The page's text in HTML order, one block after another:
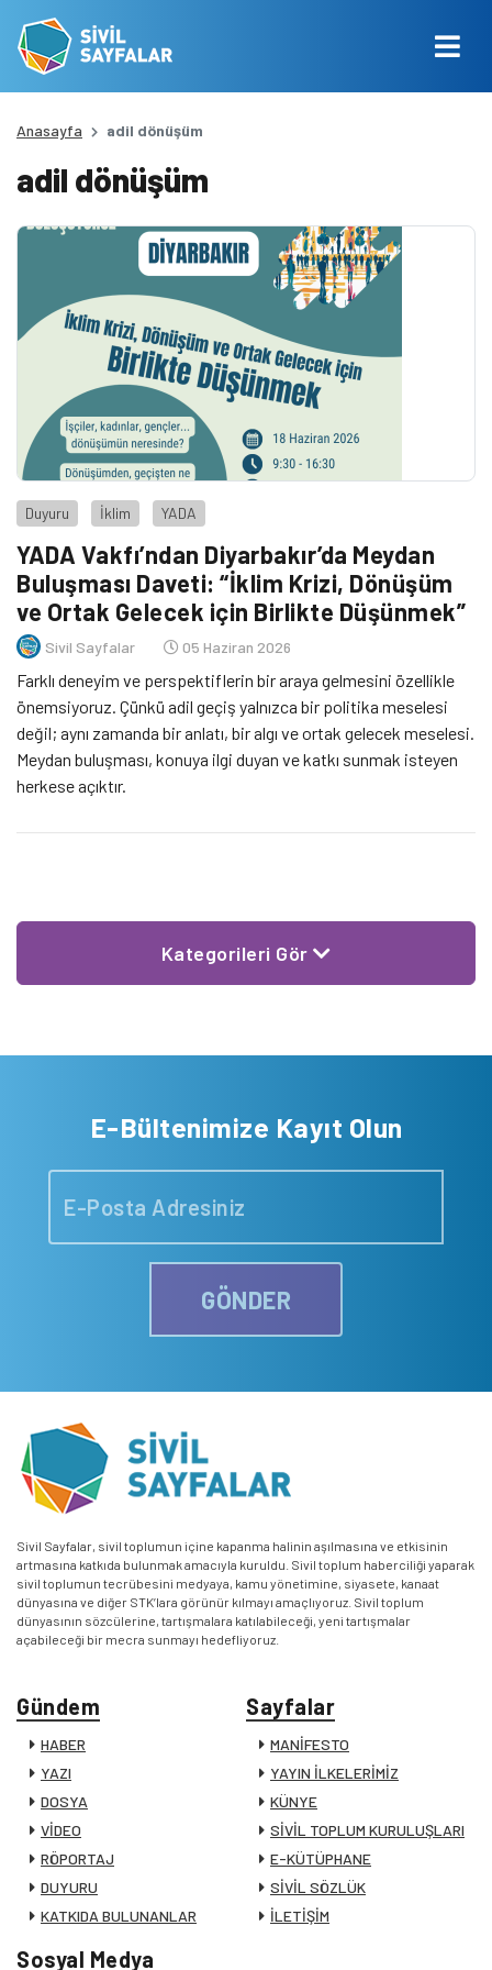
Anasayfa adil dönüşüm
adil dönüşüm
Duyuru İklim YADA
YADA Vakfı’ndan Diyarbakır’da Meydan
Buluşması Daveti: “İklim Krizi, Dönüşüm
ve Ortak Gelecek için Birlikte Düşünmek”
Sivil Sayfalar 05 Haziran 2026
Farklı deneyim ve perspektiflerin bir araya gelmesini özellikle
önemsiyoruz. Çünkü adil geçiş yalnızca bir politika meselesi
değil; aynı zamanda bir anlatı, bir algı ve ortak gelecek meselesi.
Meydan buluşması, konuya ilgi duyan ve katkı sunmak isteyen
herkese açıktır.
Kategorileri Gör
E-Bültenimize Kayıt Olun
GÖNDER
Sivil Sayfalar, sivil toplumun içine kapanma halinin aşılmasına ve etkisinin
artmasına katkıda bulunmak amacıyla kuruldu. Sivil toplum haberciliği yaparak
sivil toplumun tecrübesini medyaya, kamu yönetimine, siyasete, kanaat
dünyasına ve diğer STK’lara görünür kılmayı amaçlıyoruz. Sivil toplum
dünyasının sözcülerine, tartışmalara katılabileceği, yeni tartışmalar
açabileceği bir mecra sunmayı hedefliyoruz.
Gündem
HABER
YAZI
DOSYA
VİDEO
RÖPORTAJ
DUYURU
KATKIDA BULUNANLAR
Sayfalar
MANİFESTO
YAYIN İLKELERİMİZ
KÜNYE
SİVİL TOPLUM KURULUŞLARI
E-KÜTÜPHANE
SİVİL SÖZLÜK
İLETİŞİM
Sosyal Medya